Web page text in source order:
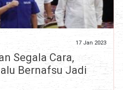
17 Jan 2023
Segala Cara,
Bernafsu Jadi